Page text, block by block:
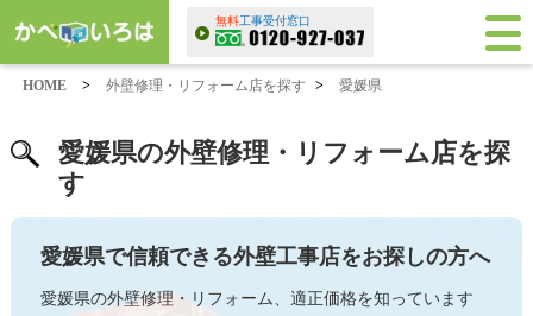
無料工事受付窓口
HOME > 外壁修理・リフォーム店を探す > 愛媛県
愛媛県の外壁修理・リフォーム店を探
す
愛媛県で信頼できる外壁工事店をお探しの方へ
愛媛県の外壁修理・リフォーム、適正価格を知っています